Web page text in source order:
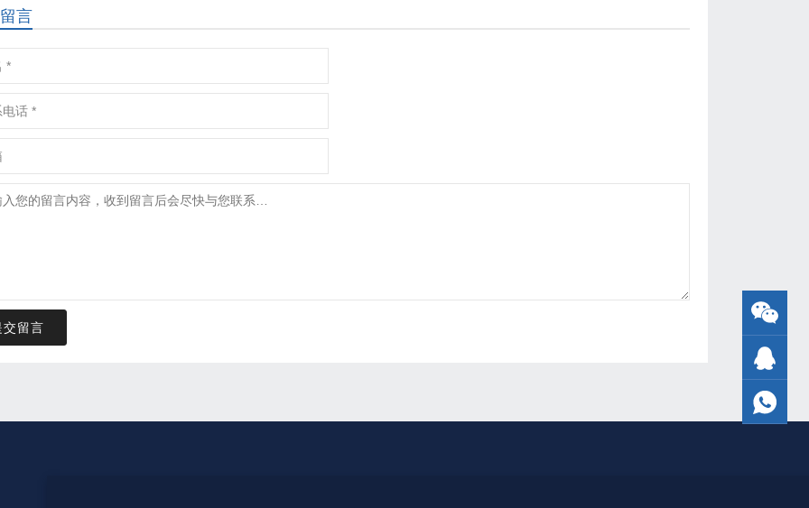
言
交留言